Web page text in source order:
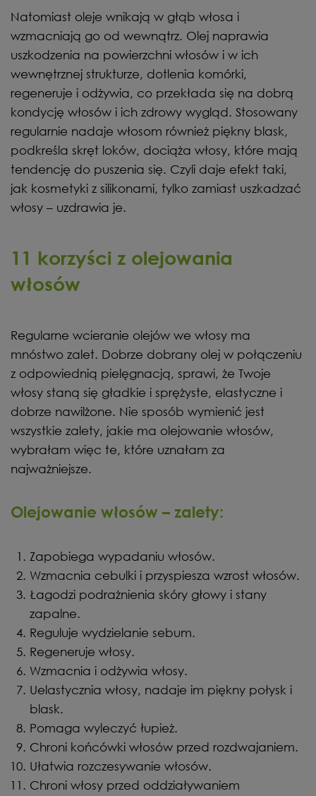
Natomiast oleje wnikają w głąb włosa i
wzmacniają go od wewnątrz. Olej naprawia
uszkodzenia na powierzchni włosów i w ich
wewnętrznej strukturze, dotlenia komórki,
regeneruje i odżywia, co przekłada się na dobrą
kondycję włosów i ich zdrowy wygląd. Stosowany
regularnie nadaje włosom również piękny blask,
podkreśla skręt loków, dociąża włosy, które mają
tendencję do puszenia się. Czyli daje efekt taki,
jak kosmetyki z silikonami, tylko zamiast uszkadzać
włosy – uzdrawia je.
11 korzyści z olejowania
włosów
Regularne wcieranie olejów we włosy ma
mnóstwo zalet. Dobrze dobrany olej w połączeniu
z odpowiednią pielęgnacją, sprawi, że Twoje
włosy staną się gładkie i sprężyste, elastyczne i
dobrze nawilżone. Nie sposób wymienić jest
wszystkie zalety, jakie ma olejowanie włosów,
wybrałam więc te, które uznałam za
najważniejsze.
Olejowanie włosów – zalety:
Zapobiega wypadaniu włosów.
Wzmacnia cebulki i przyspiesza wzrost włosów.
Łagodzi podrażnienia skóry głowy i stany
zapalne.
Reguluje wydzielanie sebum.
Regeneruje włosy.
Wzmacnia i odżywia włosy.
Uelastycznia włosy, nadaje im piękny połysk i
blask.
Pomaga wyleczyć łupież.
Chroni końcówki włosów przed rozdwajaniem.
Ułatwia rozczesywanie włosów.
Chroni włosy przed oddziaływaniem